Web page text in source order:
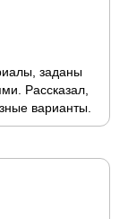
заданы
Рассказал,
варианты.